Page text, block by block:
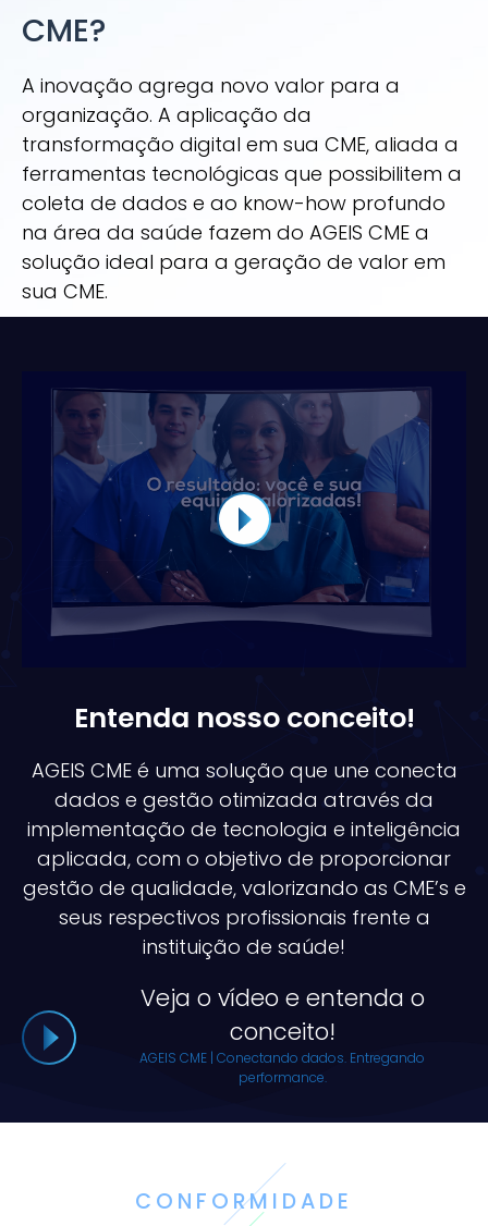
CME?
A inovação agrega novo valor para a
organização. A aplicação da
transformação digital em sua CME, aliada a
ferramentas tecnológicas que possibilitem a
coleta de dados e ao know-how profundo
na área da saúde fazem do AGEIS CME a
solução ideal para a geração de valor em
sua CME.
Entenda nosso conceito!
AGEIS CME é uma solução que une conecta
dados e gestão otimizada através da
implementação de tecnologia e inteligência
aplicada, com o objetivo de proporcionar
gestão de qualidade, valorizando as CME’s e
seus respectivos profissionais frente a
instituição de saúde!
Veja o vídeo e entenda o
conceito!
AGEIS CME | Conectando dados. Entregando
performance.
CONFORMIDADE